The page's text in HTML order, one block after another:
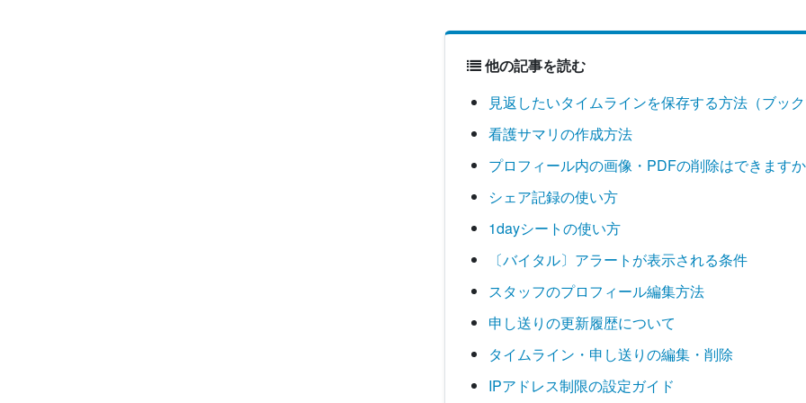
他の記事を読む
見返したいタイムラインを保存する方法（ブック
看護サマリの作成方法
プロフィール内の画像・PDFの削除はできます
シェア記録の使い方
1dayシートの使い方
〔バイタル〕アラートが表示される条件
スタッフのプロフィール編集方法
申し送りの更新履歴について
タイムライン・申し送りの編集・削除
IPアドレス制限の設定ガイド